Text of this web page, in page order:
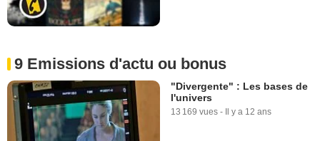
9 Emissions d'actu ou bonus
"Divergente" : Les bases de
l'univers
13 169 vues - Il y a 12 ans